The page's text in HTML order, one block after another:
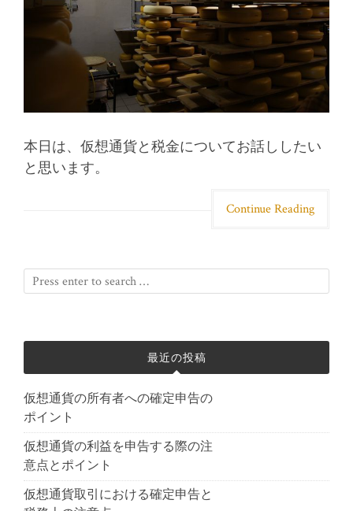
本日は、仮想通貨と税金についてお話ししたい
と思います。
Continue Reading
最近の投稿
仮想通貨の所有者への確定申告の
ポイント
仮想通貨の利益を申告する際の注
意点とポイント
仮想通貨取引における確定申告と